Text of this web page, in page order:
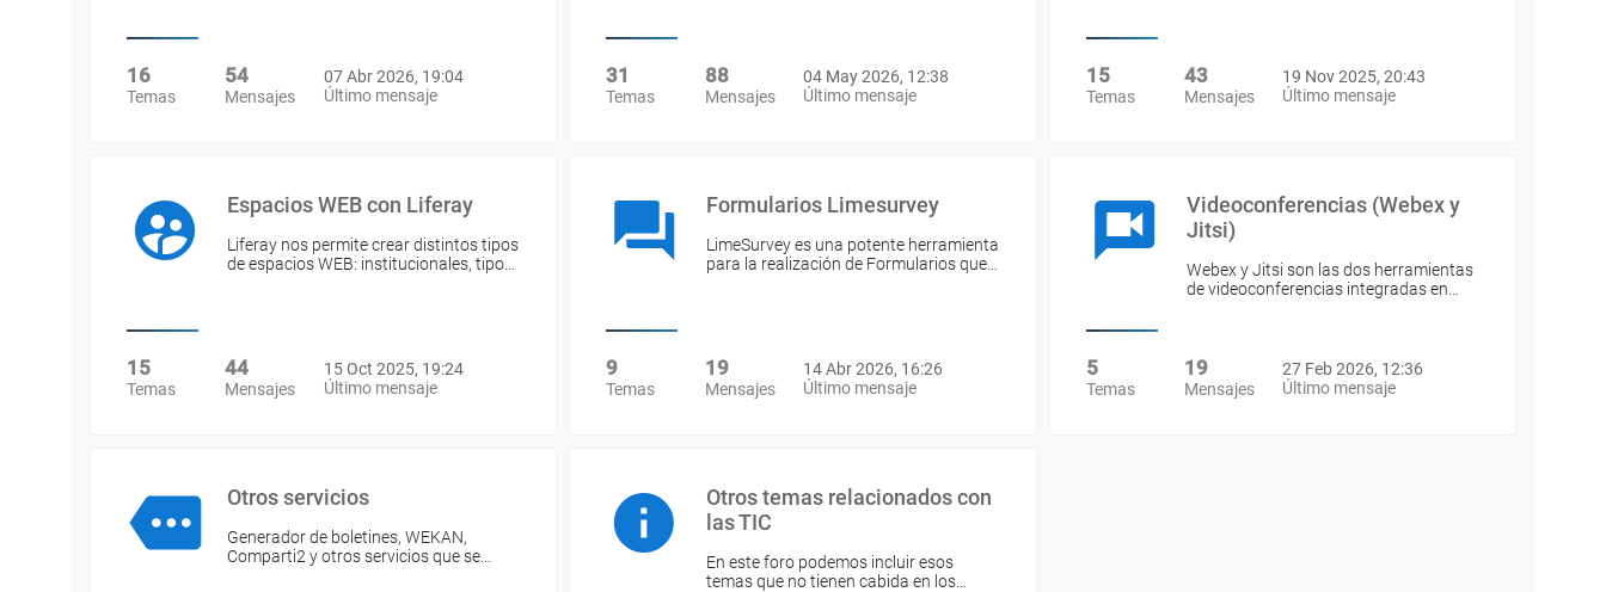
16
Temas
54
Mensajes
07 Abr 2026, 19:04
Último mensaje
31
Temas
88
Mensajes
04 May 2026, 12:38
Último mensaje
15
Temas
43
Mensajes
19 Nov 2025, 20:43
Último mensaje
Espacios WEB con Liferay
Liferay nos permite crear distintos tipos
de espacios WEB: institucionales, tipo…
15
Temas
44
Mensajes
15 Oct 2025, 19:24
Último mensaje
Formularios Limesurvey
LimeSurvey es una potente herramienta
para la realización de Formularios que…
9
Temas
19
Mensajes
14 Abr 2026, 16:26
Último mensaje
Videoconferencias (Webex y
Jitsi)
Webex y Jitsi son las dos herramientas
de videoconferencias integradas en…
5
Temas
19
Mensajes
27 Feb 2026, 12:36
Último mensaje
Otros servicios
Generador de boletines, WEKAN,
Comparti2 y otros servicios que se…
Otros temas relacionados con
las TIC
En este foro podemos incluir esos
temas que no tienen cabida en los…